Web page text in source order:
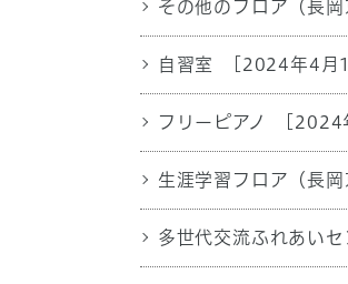
その他のフロア（長岡
自習室 [2024年4月
フリーピアノ [2024
生涯学習フロア（長岡
多世代交流ふれあいセ